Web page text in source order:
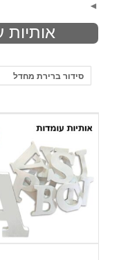
◄
אותיות